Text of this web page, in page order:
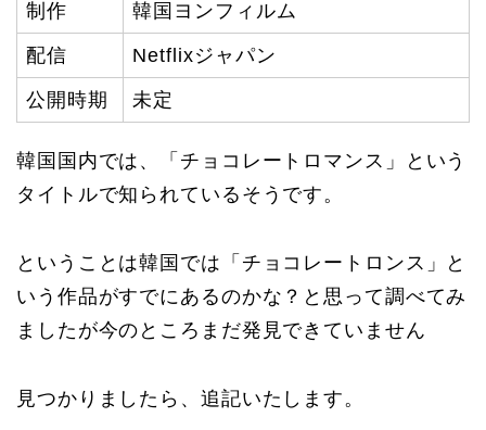
制作 韓国ヨンフィルム
配信 Netflixジャパン
公開時期 未定
韓国国内では、「チョコレートロマンス」という
タイトルで知られているそうです。
ということは韓国では「チョコレートロンス」と
いう作品がすでにあるのかな？と思って調べてみ
ましたが今のところまだ発見できていません
見つかりましたら、追記いたします。